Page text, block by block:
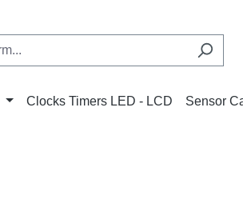
Clocks Timers LED - LCD Sensor